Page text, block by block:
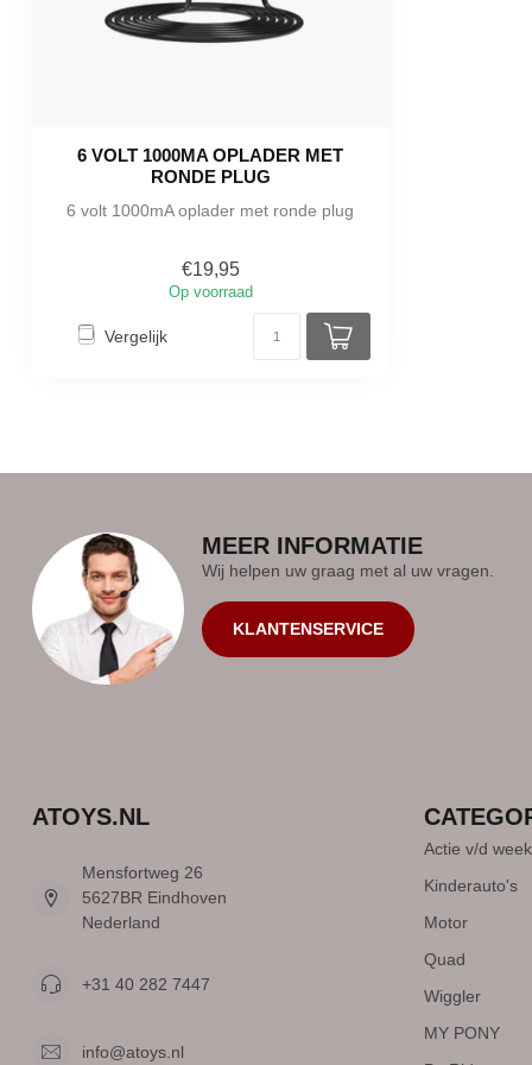
6 VOLT 1000MA OPLADER MET
RONDE PLUG
6 volt 1000mA oplader met ronde plug
€19,95
Op voorraad
Vergelijk
MEER INFORMATIE
Wij helpen uw graag met al uw vragen.
KLANTENSERVICE
ATOYS.NL
Mensfortweg 26
5627BR Eindhoven
Nederland
+31 40 282 7447
info@atoys.nl
Actie v/d week
Kinderauto's
Motor
Quad
Wiggler
MY PONY